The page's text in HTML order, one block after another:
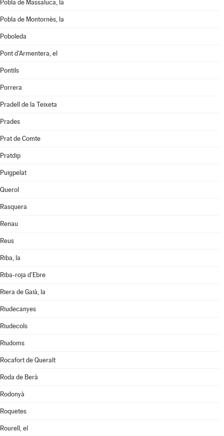
Pobla de Massaluca, la
Pobla de Montornès, la
Poboleda
Pont d'Armentera, el
Pontils
Porrera
Pradell de la Teixeta
Prades
Prat de Comte
Pratdip
Puigpelat
Querol
Rasquera
Renau
Reus
Riba, la
Riba-roja d'Ebre
Riera de Gaià, la
Riudecanyes
Riudecols
Riudoms
Rocafort de Queralt
Roda de Berà
Rodonyà
Roquetes
Rourell, el